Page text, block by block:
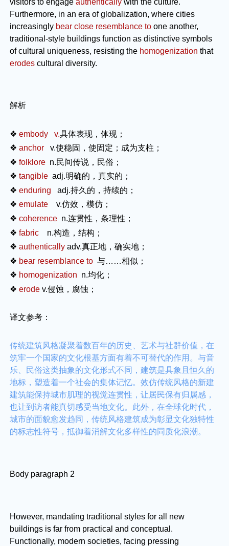
Furthermore, in an era of globalization, where cities
increasingly bear close resemblance to one another,
traditional-style buildings function as distinctive symbols
of cultural uniqueness, resisting the homogenizationthat
erodescultural diversity.
解析
❖ embody v.具体表现，体现；
❖ anchorv.使稳固，使固定；成为支柱；
❖ folklore n.民间传说，民俗；
❖tangible adj.明确的，真实的；
❖enduringadj.持久的，持续的；
❖ emulatev.仿效，模仿；
❖coherence n.连贯性，条理性；
❖ fabric n.构造，结构；
❖ authenticallyadv.真正地，确实地；
❖ bear resemblance to 与……相似；
❖ homogenization n.均化；
❖ erodev.侵蚀，腐蚀；
译文参考：
传统建筑风格凝聚着数百年的历史、艺术与社群价值，在
筑牢一个国家的文化根基方面有着不可替代的作用。与音
乐、民俗这类抽象的文化形式不同，建筑是具象且恒久的
地标，塑造着一个社会的集体记忆。效仿传统风格的新建
建筑能保持城市肌理的视觉连贯性，让居民保有归属感，
也让到访者能真切感受当地文化。此外，在全球化时代，
城市的面貌愈发趋同，传统风格建筑成为彰显文化独特性
的标志性符号，抵御着消解文化多样性的同质化浪潮。
Body paragraph 2
However, mandating traditional styles for all new
buildings is far from practical and conceptual.
Functionally, modern societies, facing pressing